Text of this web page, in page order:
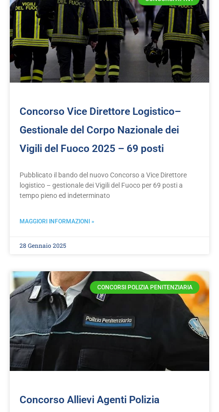
Concorso Vice Direttore Logistico–
Gestionale del Corpo Nazionale dei
Vigili del Fuoco 2025 – 69 posti
Pubblicato il bando del nuovo Concorso a Vice Direttore
logistico – gestionale dei Vigili del Fuoco per 69 posti a
tempo pieno ed indeterminato
MAGGIORI INFORMAZIONI »
28 Gennaio 2025
CONCORSI POLIZIA PENITENZIARIA
Concorso Allievi Agenti Polizia